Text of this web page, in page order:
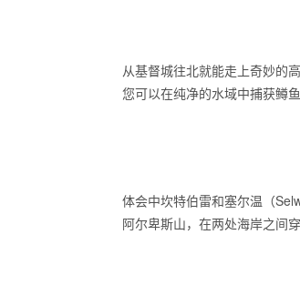
从基督城往北就能走上奇妙的
您可以在纯净的水域中捕获鳟
体会中坎特伯雷和塞尔温（
阿尔卑斯山，在两处海岸之间穿